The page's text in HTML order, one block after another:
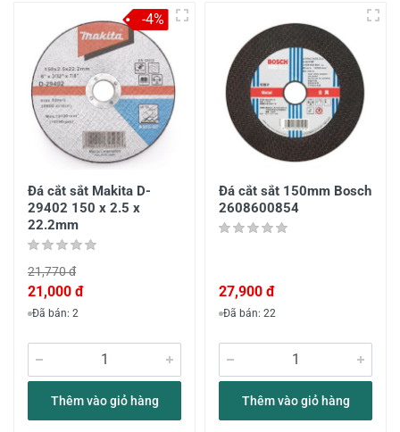
Đá cắt sắt Makita D-
29402 150 x 2.5 x
22.2mm
21,770 đ
21,000 đ
Đã bán: 2
Thêm vào giỏ hàng
-4%
Đá cắt sắt 150mm Bosch
2608600854
27,900 đ
Đã bán: 22
Thêm vào giỏ hàng